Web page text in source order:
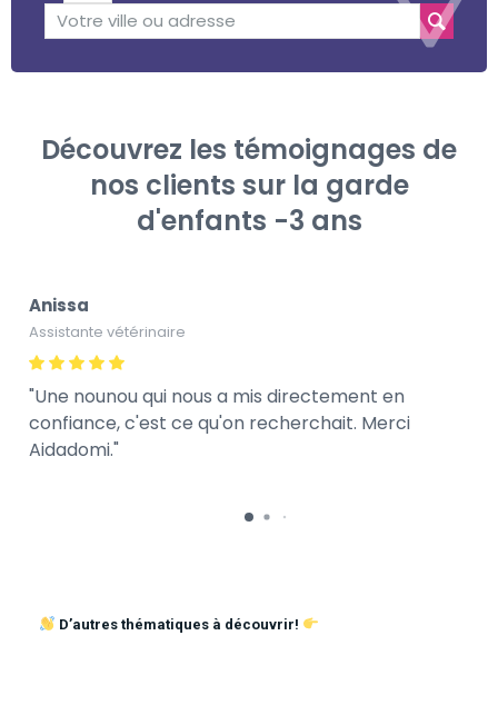
Découvrez les témoignages de
nos clients sur la garde
d'enfants -3 ans
Anissa
Assistante vétérinaire
Une nounou qui nous a mis directement en
confiance, c'est ce qu'on recherchait. Merci
Aidadomi.
D’autres thématiques à découvrir!